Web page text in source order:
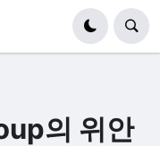
의 위안